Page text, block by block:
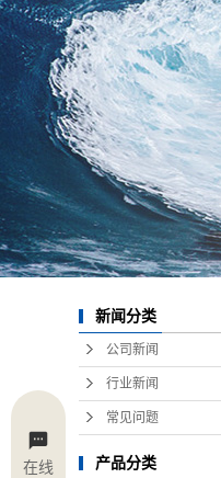
新闻分类
公司新闻
行业新闻
常见问题
产品分类
在线